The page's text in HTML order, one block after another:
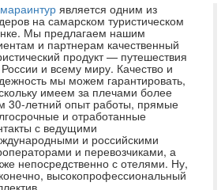
является одним из
на самарском туристическом
Мы предлагаем нашим
и партнерам качественный
продукт — путешествия
и всему миру. Качество и
мы можем гарантировать,
имеем за плечами более
30-летний опыт работы, прямые
и отработанные
с ведущими
и российскими
и перевозчиками, а
непосредственно с отелями. Ну,
высокопрофессиональный